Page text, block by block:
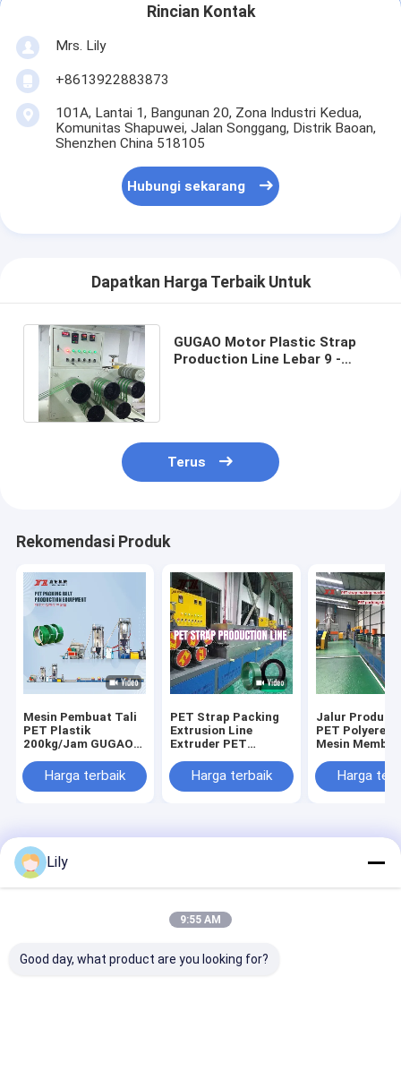
Rincian Kontak
Mrs. Lily
+8613922883873
101A, Lantai 1, Bangunan 20, Zona Industri Kedua,
Komunitas Shapuwei, Jalan Songgang, Distrik Baoan,
Shenzhen China 518105
Hubungi sekarang
Dapatkan Harga Terbaik Untuk
GUGAO Motor Plastic Strap
Production Line Lebar 9 -
Terus
Rekomendasi Produk
Mesin Pembuat Tali
PET Plastik
200kg/Jam GUGAO
ListrikHarga terbaik
PET Strap Packing
Extrusion Line
Extruder PET
Produksi Line
Harga terbaik
Jalur
PET
Mesin
ListrikHarga
SHENZHEN JIATUO PLASTIC MACHINERY CO.,LTD. All Rights
Reserved.
Lily
9:55 AM
Good day, what product are you looking for?